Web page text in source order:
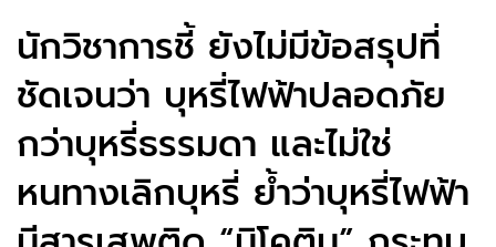
นักวิชาการชี้ ยังไม่มีข้อสรุปที่
ชัดเจนว่า บุหรี่ไฟฟ้าปลอดภัย
กว่าบุหรี่ธรรมดา และไม่ใช่
หนทางเลิกบุหรี่ ย้ำว่าบุหรี่ไฟฟ้า